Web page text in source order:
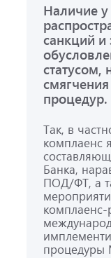
Наличие у
санкций и
статусом,
процедур.
Так, в
комплаенс
Банка,
ПОД/ФТ, а
процедуры